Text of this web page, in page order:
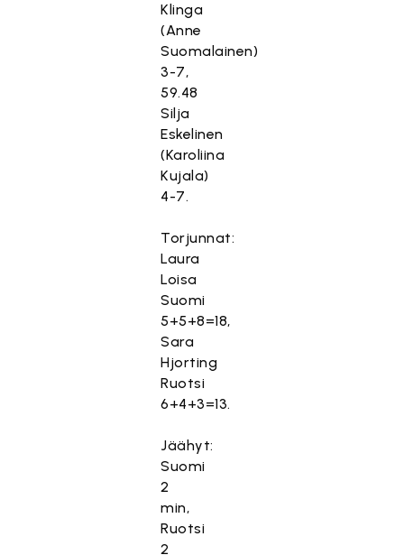
Klinga
(Anne
Suomalainen)
3-7,
59.48
Silja
Eskelinen
(Karoliina
Kujala)
4-7.
Torjunnat:
Laura
Loisa
Suomi
5+5+8=18,
Sara
Hjorting
Ruotsi
6+4+3=13.
Jäähyt:
Suomi
2
min,
Ruotsi
2